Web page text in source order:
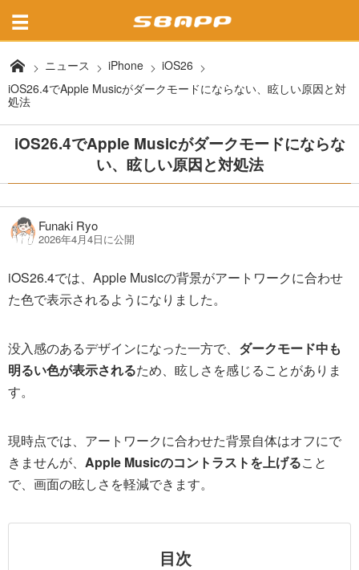
ニュース iPhone
iOS26
iOS26.4でApple Musicがダークモードにならない、眩しい原因と対
処法
iOS26.4でApple Musicがダークモードにならな
い、眩しい原因と対処法
Funaki Ryo
2026年4月4日に公開
iOS26.4では、Apple Musicの背景がアートワークに合わせ
た色で表示されるようになりました。
没入感のあるデザインになった一方で、 ダークモード中も
明るい色が表示されるため、眩しさを感じることがありま
す。
現時点では、アートワークに合わせた背景自体はオフにで
きませんが、 Apple Musicのコントラストを上げること
で、画面の眩しさを軽減できます。
目次